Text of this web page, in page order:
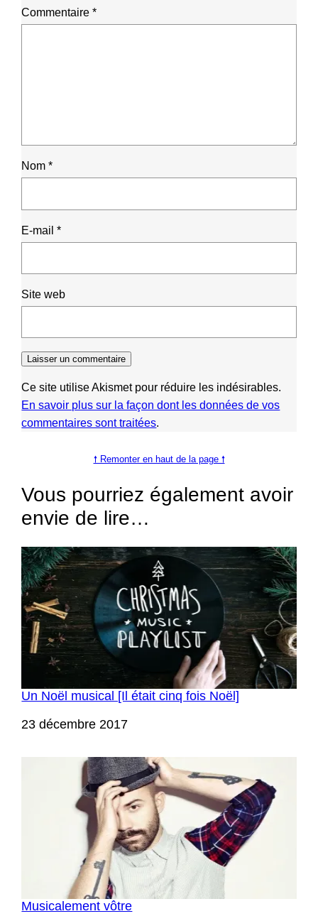
Commentaire*
Nom*
E-mail*
Site web
Ce site utilise Akismet pour réduire les indésirables.
En savoir plus sur la façon dont les données de vos
commentaires sont traitées.
🠕 Remonter en haut de la page 🠕
Vous pourriez également avoir
envie de lire…
Un Noël musical [Il était cinq fois Noël]
Date
23 décembre 2017
Musicalement vôtre